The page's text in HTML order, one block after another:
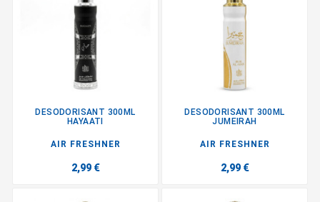
DESODORISANT 300ML
HAYAATI
AIR FRESHNER
2,99 €
DESODORISANT 300ML
JUMEIRAH
AIR FRESHNER
2,99 €